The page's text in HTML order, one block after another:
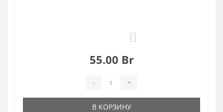
55.00 Br
- +
В КОРЗИНУ